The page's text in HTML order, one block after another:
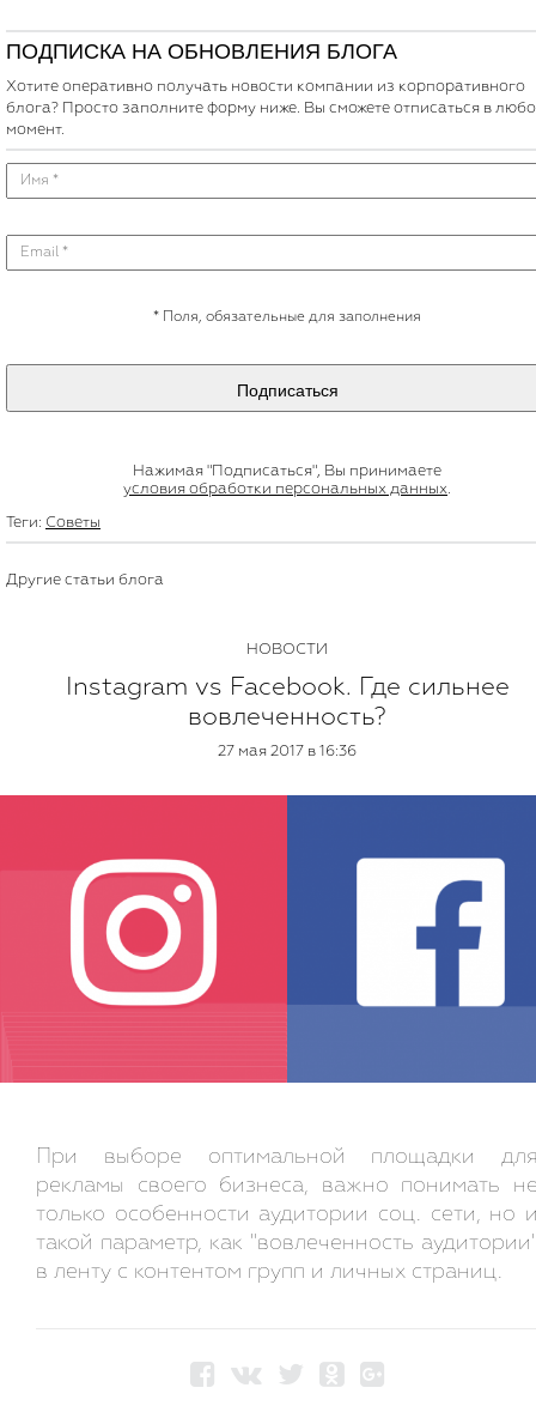
ПОДПИСКА НА ОБНОВЛЕНИЯ БЛОГА
Хотите оперативно получать новости компании из корпоративного
блога? Просто заполните форму ниже. Вы сможете отписаться в
момент.
* Поля, обязательные для заполнения
Подписаться
Нажимая "Подписаться", Вы принимаете
условия обработки персональных данных.
Теги: Советы
Другие статьи блога
НОВОСТИ
Instagram vs Facebook. Где сильнее
вовлеченность?
27 мая 2017 в 16:36
При выборе оптимальной площадки
рекламы своего бизнеса, важно понимать
только особенности аудитории соц. сети, но
такой параметр, как "вовлеченность
в ленту с контентом групп и личных страниц.